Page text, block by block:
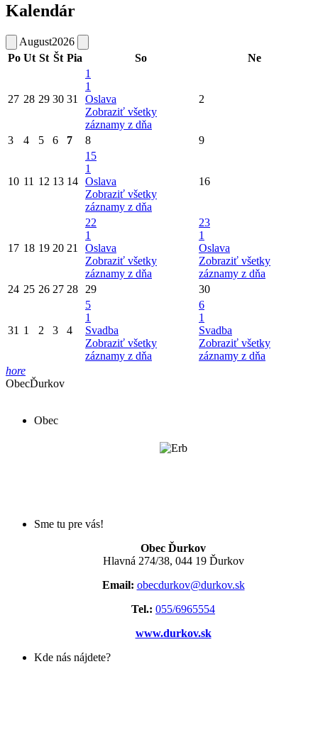
Kalendár
August2026
Po Ut St Št Pia So Ne
27 28 29 30 31
1
1
Oslava
Zobraziť všetky
záznamy z dňa
2
3 4 5 6 7 8 9
10 11 12 13 14
15
1
Oslava
Zobraziť všetky
záznamy z dňa
16
17 18 19 20 21
22
1
Oslava
Zobraziť všetky
záznamy z dňa
23
1
Oslava
Zobraziť všetky
záznamy z dňa
24 25 26 27 28 29 30
31 1 2 3 4
5
1
Svadba
Zobraziť všetky
záznamy z dňa
6
1
Svadba
Zobraziť všetky
záznamy z dňa
hore
ObecĎurkov
Obec
Sme tu pre vás!
Obec Ďurkov
Hlavná 274/38, 044 19 Ďurkov
Email: obecdurkov@durkov.sk
Tel.: 055/6965554
www.durkov.sk
Kde nás nájdete?